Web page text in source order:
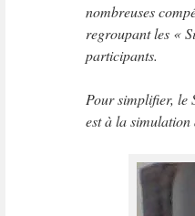
nombreuses
regroupant les «
participants.
Pour simplifier, le
est à la simulation